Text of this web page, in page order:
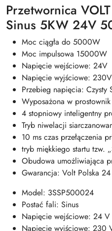
Przetwornica
Sinus 5KW 24V
Moc ciągła do 5000W
Moc impulsowa 15000W
Napięcie wejściowe: 24V
Napięcie wyjściowe:
Przebieg napięcia: Czysty
Wyposażona w prostownik
4 stopniowy inteligentny
Tryb niwelacji
10 ms czas przełączenia
tryb miękkiego startu tzw.
Obudowa umożliwiająca
Gwarancja: Volt Polska
Model: 3SSP500024
Postać fali: Sinus
Napięcie wejściowe: 24 V
Napięcie wyjściowe: 230